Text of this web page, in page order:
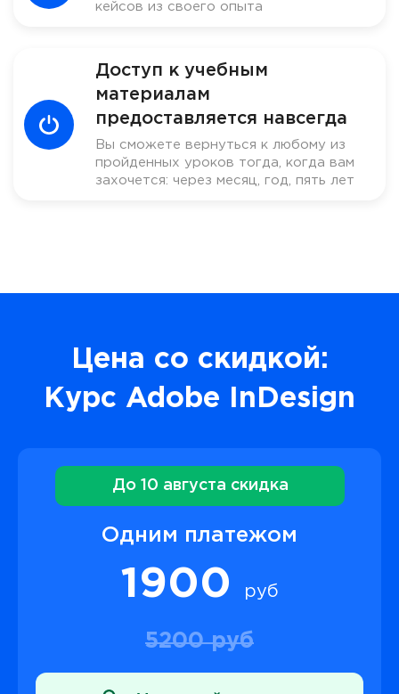
кейсов из своего опыта
Доступ к учебным
материалам
предоставляется навсегда
Вы сможете вернуться к любому из
пройденных уроков тогда, когда вам
захочется: через месяц, год, пять лет
Цена со скидкой:
Курс Adobe InDesign
До 10 августа скидка
Одним платежом
1900 руб
5200 руб